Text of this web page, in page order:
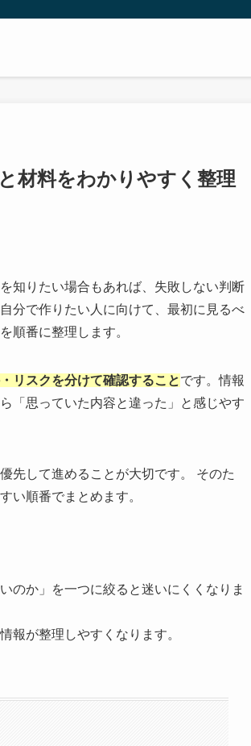
材料をわかりやすく整理
知りたい場合もあれば、失敗しない判断
分で作りたい人に向けて、最初に見るべ
順番に整理します。
リスクを分けて確認することです。情報
「思っていた内容と違った」と感じやす
先して進めることが大切です。 そのた
い順番でまとめます。
のか」を一つに絞ると迷いにくくなりま
報が整理しやすくなります。